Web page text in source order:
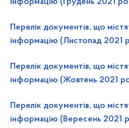
інформацію (Грудень 2021
Перелiк документів, що
інформацію (Листопад 2021
Перелiк документів, що
інформацію (Жовтень 2021
Перелiк документів, що
інформацію (Вересень 2021